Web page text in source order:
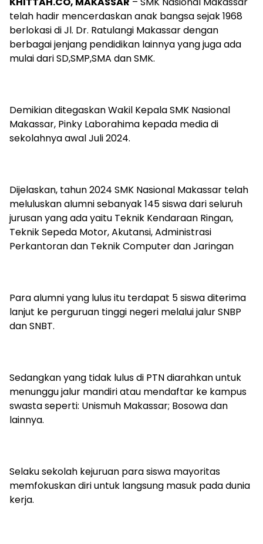
telah hadir mencerdaskan anak bangsa sejak 1968
berlokasi di Jl. Dr. Ratulangi Makassar dengan
berbagai jenjang pendidikan lainnya yang juga ada
mulai dari SD,SMP,SMA dan SMK.
Demikian ditegaskan Wakil Kepala SMK Nasional
Makassar, Pinky Laborahima kepada media di
sekolahnya awal Juli 2024.
Dijelaskan, tahun 2024 SMK Nasional Makassar telah
meluluskan alumni sebanyak 145 siswa dari seluruh
jurusan yang ada yaitu Teknik Kendaraan Ringan,
Teknik Sepeda Motor, Akutansi, Administrasi
Perkantoran dan Teknik Computer dan Jaringan
Para alumni yang lulus itu terdapat 5 siswa diterima
lanjut ke perguruan tinggi negeri melalui jalur SNBP
dan SNBT.
Sedangkan yang tidak lulus di PTN diarahkan untuk
menunggu jalur mandiri atau mendaftar ke kampus
swasta seperti: Unismuh Makassar; Bosowa dan
lainnya.
Selaku sekolah kejuruan para siswa mayoritas
memfokuskan diri untuk langsung masuk pada dunia
kerja.